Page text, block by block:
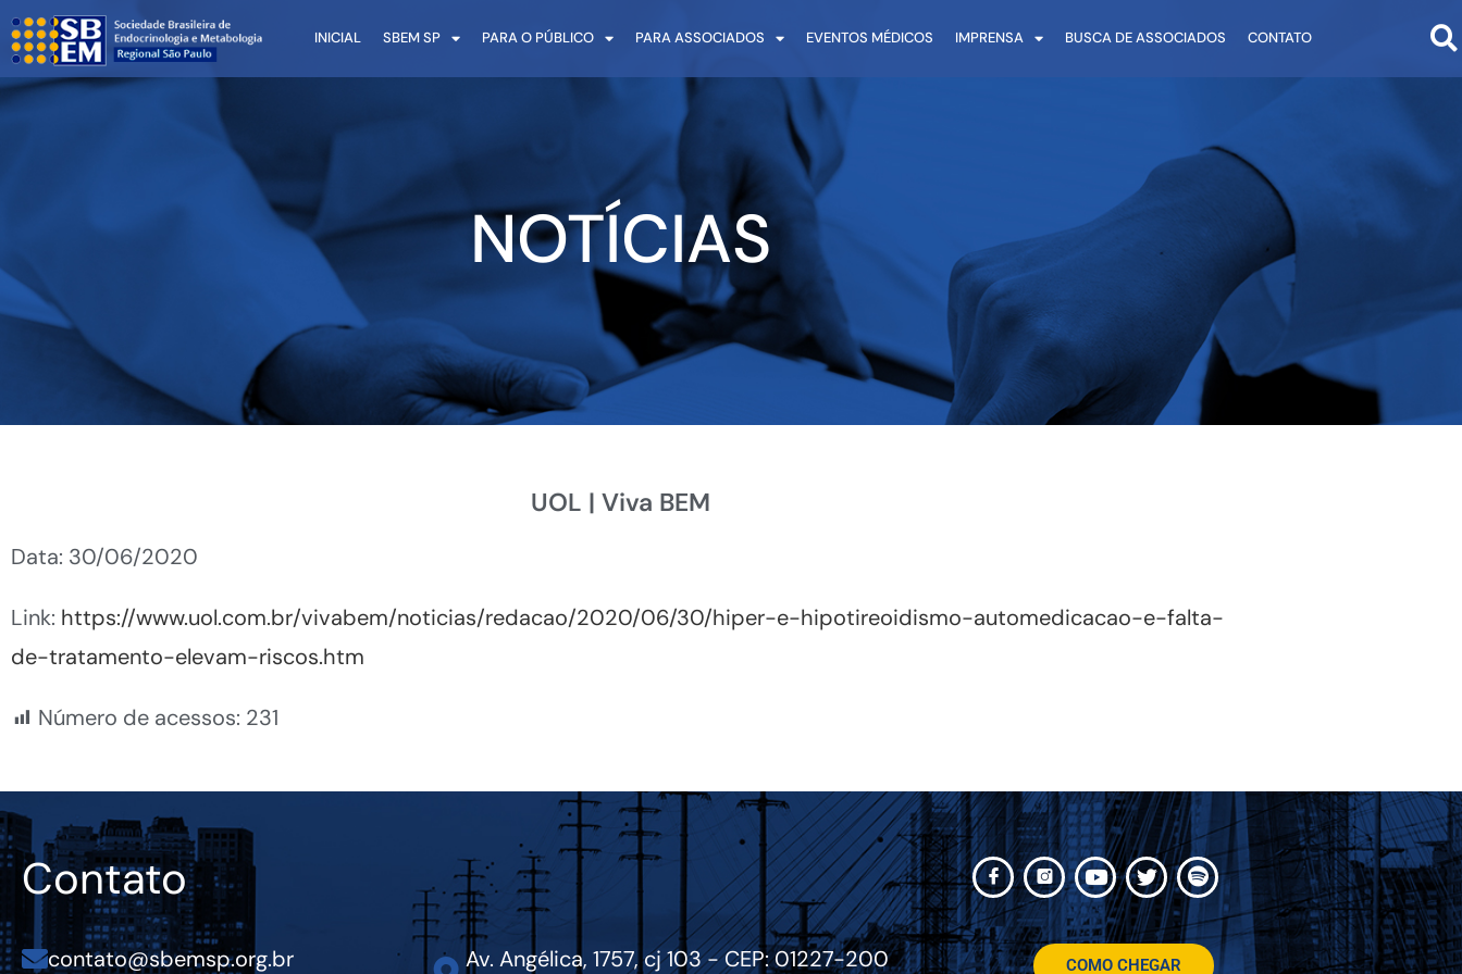
INICIAL SBEM SP PARA O PÚBLICO PARA ASSOCIADOS EVENTOS MÉDICOS IMPRENSA BUSCA DE ASSOCIADOS CONTATO
NOTÍCIAS
UOL | Viva BEM
Data: 30/06/2020
Link: https://www.uol.com.br/vivabem/noticias/redacao/2020/06/30/hiper-e-hipotireoidismo-automedicacao-e-falta-
de-tratamento-elevam-riscos.htm
Número de acessos: 231
Contato
contato@sbemsp.org.br Av. Angélica, 1757, cj 103 - CEP: 01227-200 COMO CHEGAR